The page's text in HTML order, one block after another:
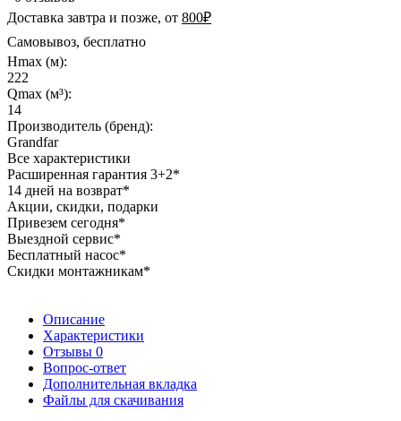
Доставка завтра и позже, от 800₽
Самовывоз, бесплатно
Hmax (м):
222
Qmax (м³):
14
Производитель (бренд):
Grandfar
Все характеристики
Расширенная гарантия 3+2*
14 дней на возврат*
Акции, скидки, подарки
Привезем сегодня*
Выездной сервис*
Бесплатный насос*
Скидки монтажникам*
Описание
Характеристики
Отзывы 0
Вопрос-ответ
Дополнительная вкладка
Файлы для скачивания